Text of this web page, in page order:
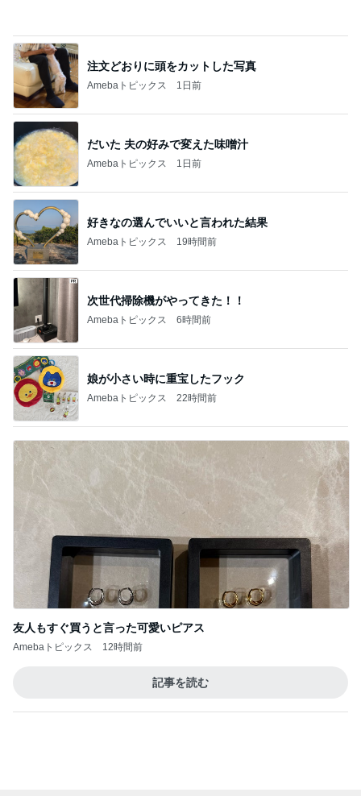
注文どおりに頭をカットした写真
Amebaトピックス 1日前
だいた 夫の好みで変えた味噌汁
Amebaトピックス 1日前
好きなの選んでいいと言われた結果
Amebaトピックス 19時間前
次世代掃除機がやってきた！！
Amebaトピックス 6時間前
娘が小さい時に重宝したフック
Amebaトピックス 22時間前
友人もすぐ買うと言った可愛いピアス
Amebaトピックス 12時間前
記事を読む